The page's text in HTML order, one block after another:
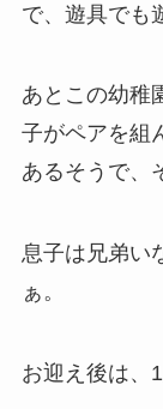
で、遊具でも
あとこの幼稚
子がペアを組
あるそうで、
息子は兄弟い
ぁ。
お迎え後は、